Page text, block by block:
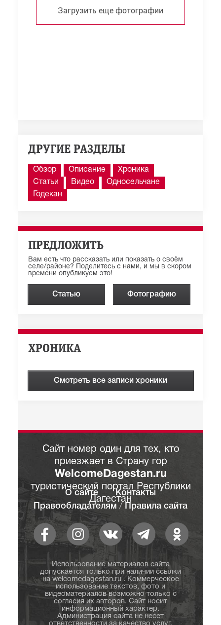
Загрузить еще фотографии
ДРУГИЕ РАЗДЕЛЫ
Обзор Описание
Хроника
Статьи
Видео
Односельчане
Годекан
ПРЕДЛОЖИТЬ
Вам есть что рассказать или показать о своём
селе/районе? Поделитесь с нами, и мы в скором
времени опубликуем это!
Статью Фотографию
ХРОНИКА
Смотреть все записи хроники
Сайт номер один для тех, кто
приезжает в Страну гор
WelcomeDagestan.ru
туристический портал Республики
Дагестан
О сайте
Контакты
Правообладателям / Правила сайта
Использование материалов сайта
допускается только при наличии ссылки
на welcomedagestan.ru . Коммерческое
использование текстов, фото и
видеоматериалов возможно только с
согласия их авторов. Сайт носит
информационный характер.
Администрация сайта не несет
ответственности за качество услуг,